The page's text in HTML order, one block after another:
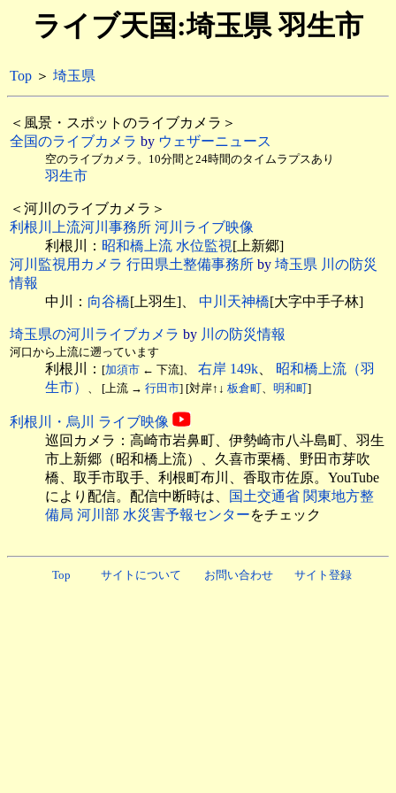
ライブ天国:埼玉県 羽生市
Top ＞ 埼玉県
＜風景・スポットのライブカメラ＞
全国のライブカメラ by ウェザーニュース
空のライブカメラ。10分間と24時間のタイムラプスあり
羽生市
＜河川のライブカメラ＞
利根川上流河川事務所 河川ライブ映像
利根川： 昭和橋上流 水位監視[上新郷]
河川監視用カメラ 行田県土整備事務所 by 埼玉県 川の防災
情報
中川： 向谷橋[上羽生]、 中川天神橋[大字中手子林]
埼玉県の河川ライブカメラ by 川の防災情報
河口から上流に遡っています
利根川： [加須市 ← 下流]、 右岸 149k、 昭和橋上流（羽
生市）
、 [上流 → 行田市] [対岸↑↓ 板倉町、 明和町]
利根川・烏川 ライブ映像
巡回カメラ：高崎市岩鼻町、伊勢崎市八斗島町、羽生
市上新郷（昭和橋上流）、久喜市栗橋、野田市芽吹
橋、取手市取手、利根町布川、香取市佐原。 YouTube
により配信。配信中断時は、
国土交通省 関東地方整
備局 河川部 水災害予報センターをチェック
Top サイトについて お問い合わせ サイト登録